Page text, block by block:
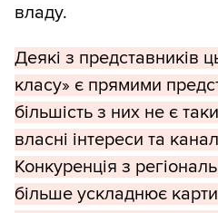
владу.
Деякі з представників
класу» є прямими
більшість з них не є
власні інтереси та
Конкуренція з
більше ускладнює